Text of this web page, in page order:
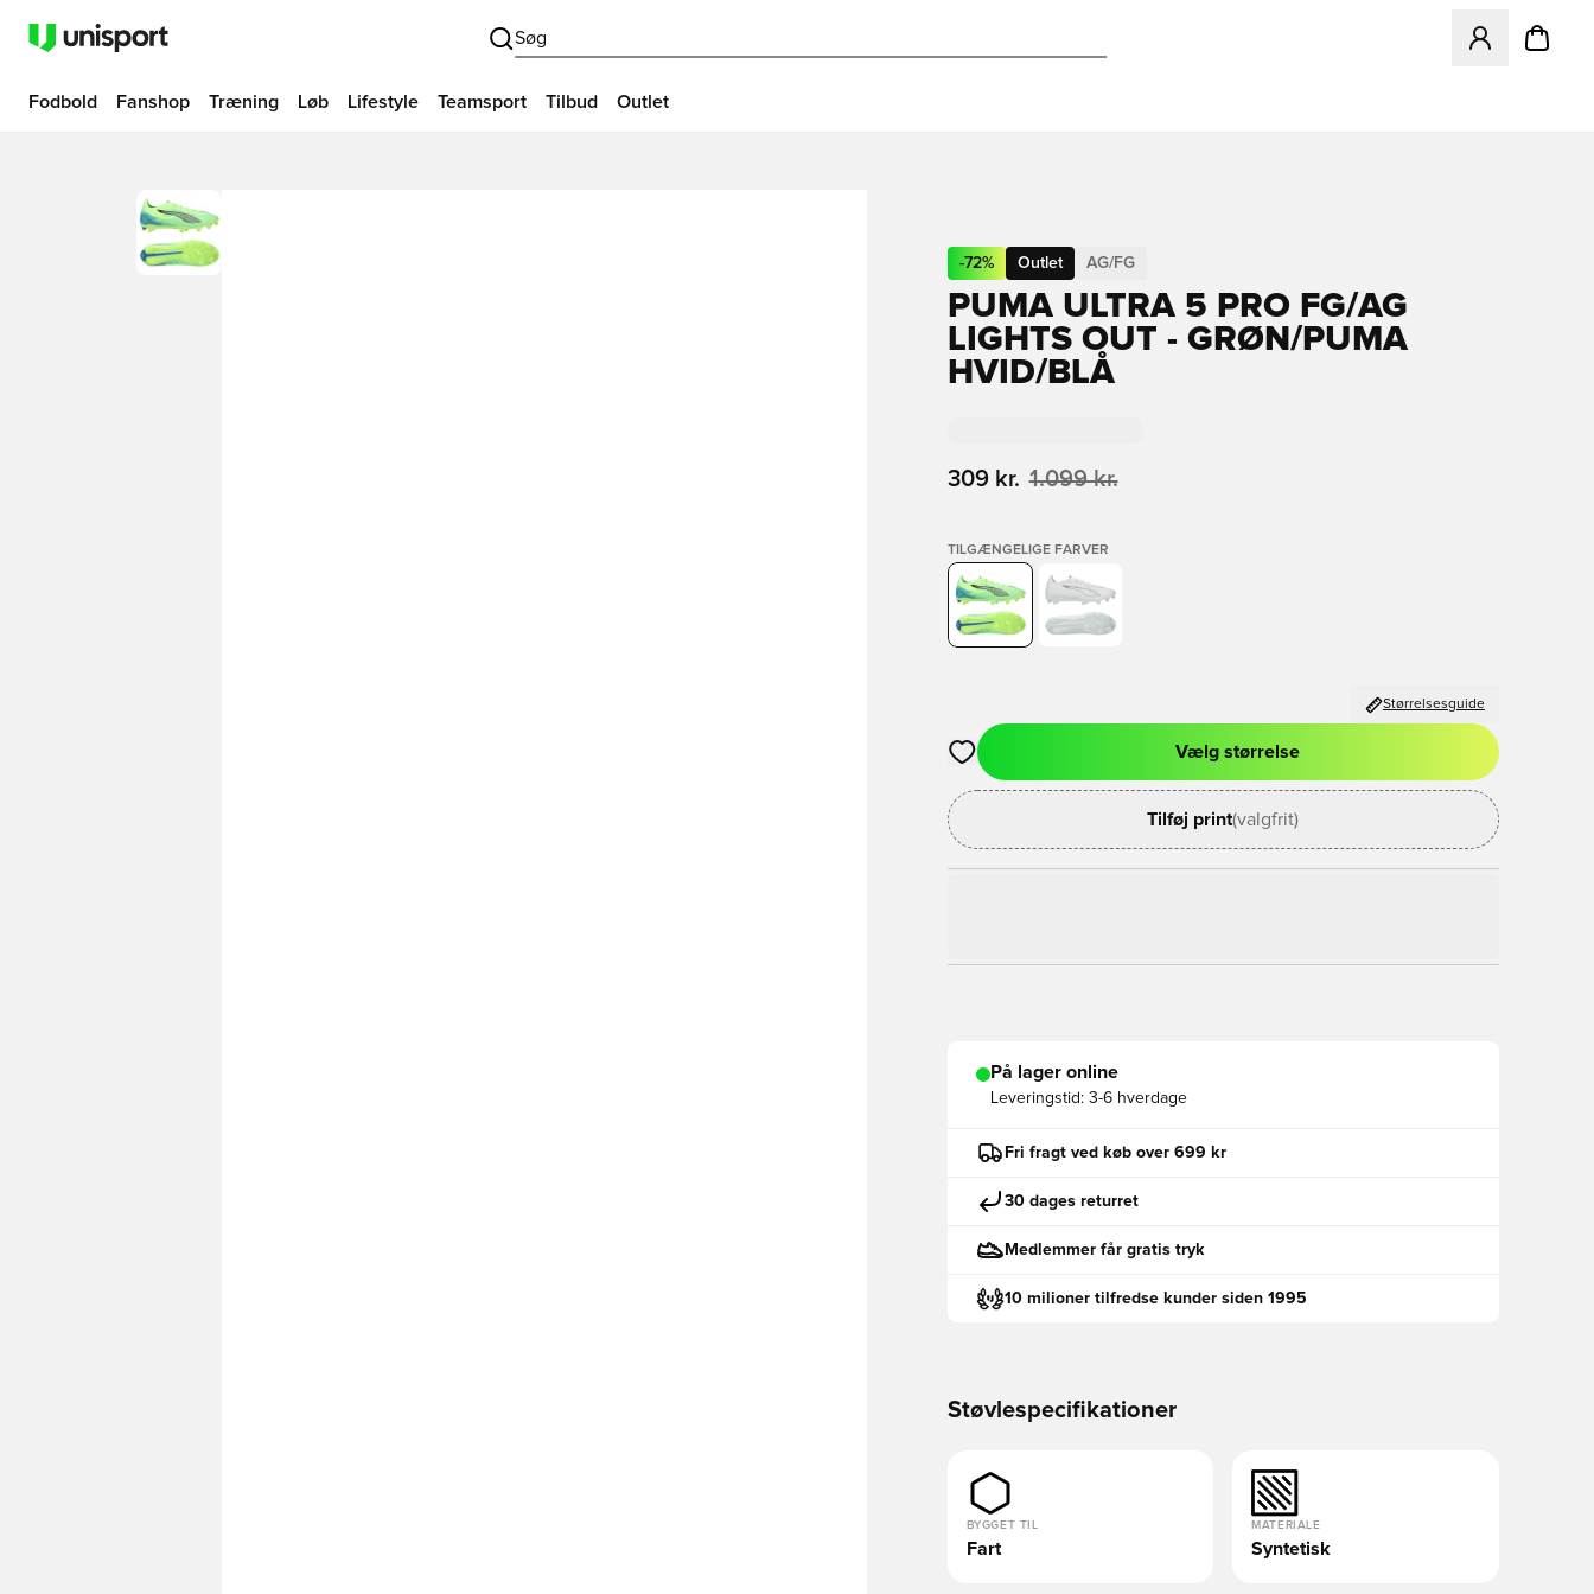
Søg
Åbner en
Fodbold Fanshop Træning Løb Lifestyle Teamsport Tilbud Outlet
-72% Outlet AG/FG
PUMA ULTRA 5 PRO FG/AG
LIGHTS OUT - GRØN/PUMA
HVID/BLÅ
309 kr. 1.099 kr.
TILGÆNGELIGE FARVER
Størrelsesguide
Åbner en Modal til at logge ind eller tilmelde dig som medlem
Vælg størrelse
Tilføj print(valgfrit)
På lager online
Leveringstid: 3-6 hverdage
Fri fragt ved køb over 699 kr
30 dages returret
Medlemmer får gratis tryk
10 milioner tilfredse kunder siden 1995
Støvlespecifikationer
BYGGET TIL
Fart
MATERIALE
Syntetisk